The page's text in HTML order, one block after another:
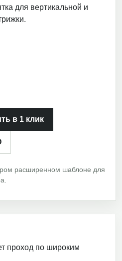
для вертикальной и
в 1 клик
расширенном шаблоне для
проход по широким